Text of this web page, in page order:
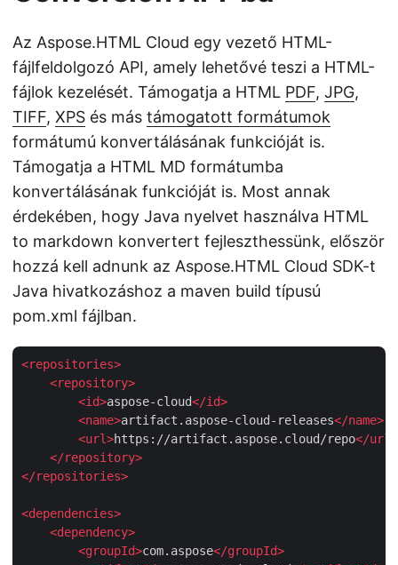
Az Aspose.HTML Cloud egy vezető HTML-
fájlfeldolgozó API, amely lehetővé teszi a HTML-
fájlok kezelését. Támogatja a HTML PDF, JPG,
TIFF, XPS és más támogatott formátumok
formátumú konvertálásának funkcióját is.
Támogatja a HTML MD formátumba
konvertálásának funkcióját is. Most annak
érdekében, hogy Java nyelvet használva HTML
to markdown konvertert fejleszthessünk, először
hozzá kell adnunk az Aspose.HTML Cloud SDK-t
Java hivatkozáshoz a maven build típusú
pom.xml fájlban.
<repositories>
<repository>
<id>aspose-cloud</id>
<name>artifact.aspose-cloud-releases</name>
<url>https://artifact.aspose.cloud/repo</url
</repository>
</repositories>
<dependencies>
<dependency>
<groupId>com.aspose</groupId>